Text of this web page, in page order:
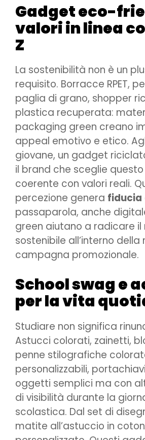
Gadget eco-
valori in linea
Z
La sostenibilità non è un
requisito. Borracce RPET,
paglia di grano, shopper
plastica recuperata:
packaging green creano
appeal emotivo e etico.
giovane, un gadget
il brand che sceglie
coerente con valori reali.
percezione genera fiducia
passaparola, anche
green aiutano a radicare
sostenibile all’interno
campagna promozionale.
School swag e
per la vita
Studiare non significa
Astucci colorati, zainetti,
penne stilografiche
personalizzabili,
oggetti semplici ma con
di visibilità durante la
scolastica. Dal set di
matite all’astuccio in